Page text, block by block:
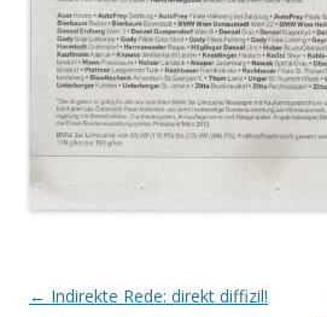
Post navigation
← Indirekte Rede: direkt diffizil!